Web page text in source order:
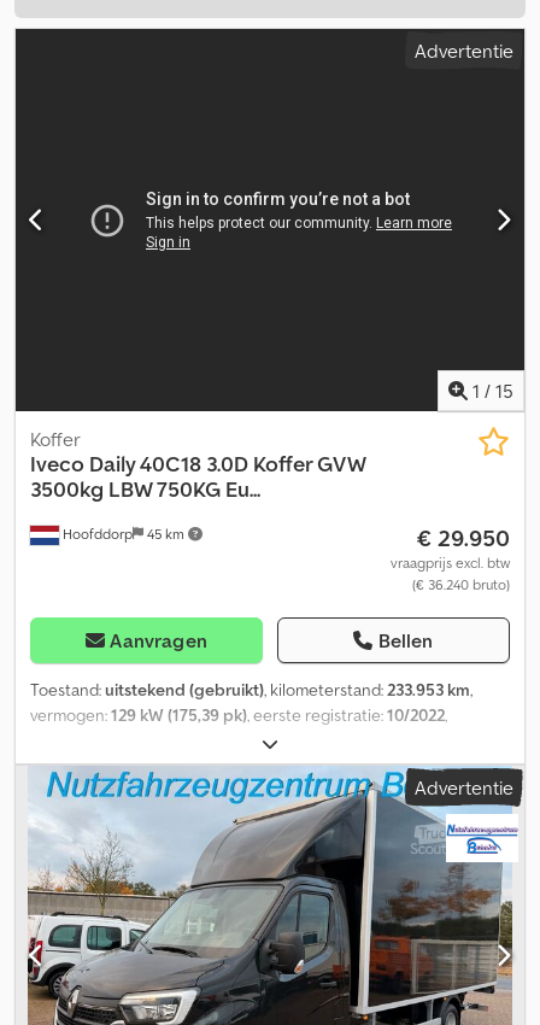
Advertentie
1 / 15
Hoofddorp 45 km
Koffer
Iveco Daily 40C18 3.0D Koffer GVW
3500kg LBW 750KG Eu...
€ 29.950
vraagprijs excl. btw
(€ 36.240 bruto)
Aanvragen Bellen
Toestand:uitstekend (gebruikt), kilometerstand: 233.953 km,
vermogen:129 kW (175,39 pk) , eerste registratie:10/2022
, bandenmaten:
4x2, wielbasis:4.100 mm, brandstof:diesel,
brandstoftankcapaciteit:85 l, kleur:zwart, bestuurderscabine:
dagcabine
, soort overbrenging:automatisch , aantal
versnellingen:
, emissieklasse:Euro 6, ophanging: staal, aantal
zitplaatsen:2, totale lengte: 6.960 mm , totale breedte: 2.150 mm,
totale hoogte:3.000 mm, toegestane aslast (as 1):2.100 kg,
toegestane aslast (as 2): 2.800 kg, laadruimte lengte:4.520 mm,
laadruimtebreedte:2.060 mm, laadruimtehoogte:2.040 mm,
Bouwjaar:
2022 , Uitrusting:ABS, AdBlue, Android Auto, Apple
CarPlay, Bluetooth, USB-poort, airbag, airconditioning,
boordcomputer, centrale vergrendeling, cruise control,
Advertentie